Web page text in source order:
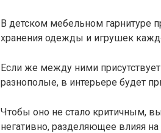
В детском мебельном гарнитуре
хранения одежды и игрушек
Если же между ними
разнополые, в интерьере будет
Чтобы оно не стало критичным,
негативно, разделяющее влияя